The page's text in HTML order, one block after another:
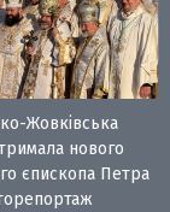
Жовківська
нового
єпископа Петра